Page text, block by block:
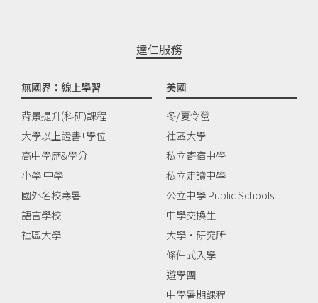
達仁服務
無國界：線上學習
背景提升(科研)課程
大學以上證書+學位
高中學歷&學分
小學 中學
國外名校寒暑
語言學校
社區大學
美國
冬/夏令營
社區大學
私立寄宿中學
私立走讀中學
公立中學 Public Schools
中學交換生
大學‧研究所
條件式入學
遊學團
中學暑期課程